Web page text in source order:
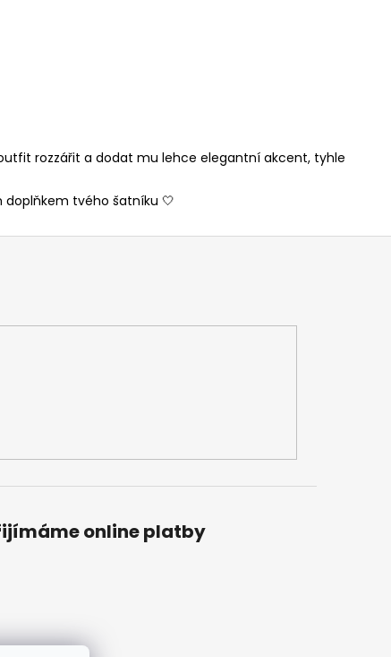
rozzářit a dodat mu lehce elegantní akcent, tyhle
tvého šatníku 🤍
online platby